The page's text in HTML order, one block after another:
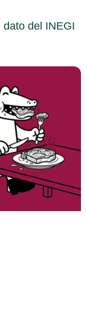
del INEGI